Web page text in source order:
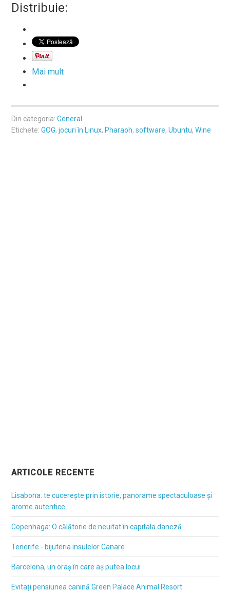
Distribuie:
Mai mult
Din categoria:General
Etichete:GOG,jocuri în Linux, Pharaoh,software,Ubuntu,Wine
ARTICOLE RECENTE
Lisabona: te cucerește prin istorie, panorame spectaculoase și
arome autentice
Copenhaga: O călătorie de neuitat în capitala daneză
Tenerife - bijuteria insulelor Canare
Barcelona, un oraș în care aș putea locui
Evitați pensiunea canină Green Palace Animal Resort